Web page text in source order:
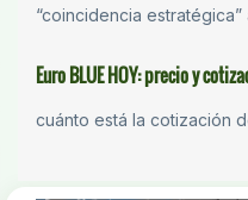
“coincidencia estratégica”
Euro BLUE HOY: precio y
cuánto está la cotización